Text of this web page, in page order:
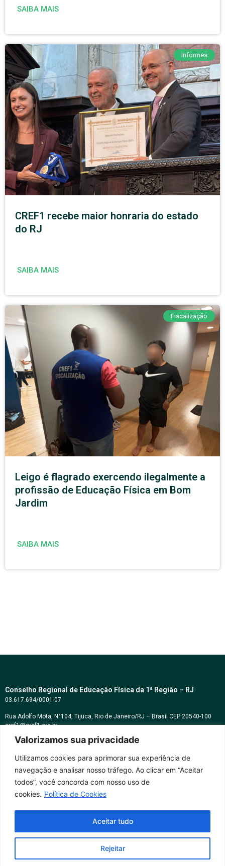
Valorizamos sua privacidade
Utilizamos cookies para aprimorar sua experiência de
navegação e analisar nosso tráfego. Ao clicar em “Aceitar
todos”, você concorda com nosso uso de
cookies. Política de Cookies
Rejeitar
Aceitar tudo
SAIBA MAIS
Informes
CREF1 recebe maior honraria do estado
do RJ
SAIBA MAIS
Fiscalização
Leigo é flagrado exercendo ilegalmente a
profissão de Educação Física em Bom
Jardim
SAIBA MAIS
Conselho Regional de Educação Física da 1ª Região – RJ
03.617.694/0001-07
Rua Adolfo Mota, N°104, Tijuca, Rio de Janeiro/RJ – Brasil CEP 20540-100
cref1@cref1.org.br
Assessoria de comunicação:
Horários de atendimento:
Whatsapp: (21) 2569-2398